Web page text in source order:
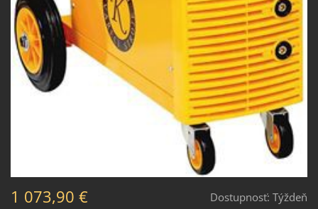
Dostupnosť: Týždeň
1 073,90 €